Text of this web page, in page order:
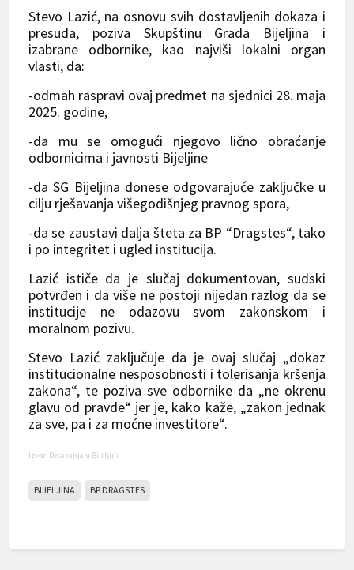
Stevo Lazić, na osnovu svih dostavljenih dokaza i
presuda, poziva Skupštinu Grada Bijeljina i
izabrane odbornike, kao najviši lokalni organ
vlasti, da:
-odmah raspravi ovaj predmet na sjednici 28. maja
2025. godine,
-da mu se omogući njegovo lično obraćanje
odbornicima i javnosti Bijeljine
-da SG Bijeljina donese odgovarajuće zaključke u
cilju rješavanja višegodišnjeg pravnog spora,
-da se zaustavi dalja šteta za BP “Dragstes“, tako
i po integritet i ugled institucija.
Lazić ističe da je slučaj dokumentovan, sudski
potvrđen i da više ne postoji nijedan razlog da se
institucije ne odazovu svom zakonskom i
moralnom pozivu.
Stevo Lazić zaključuje da je ovaj slučaj „dokaz
institucionalne nesposobnosti i tolerisanja kršenja
zakona“, te poziva sve odbornike da „ne okrenu
glavu od pravde“ jer je, kako kaže, „zakon jednak
za sve, pa i za moćne investitore“.
Izvor: Desavanja u Bijeljini
BIJELJINA BP DRAGSTES